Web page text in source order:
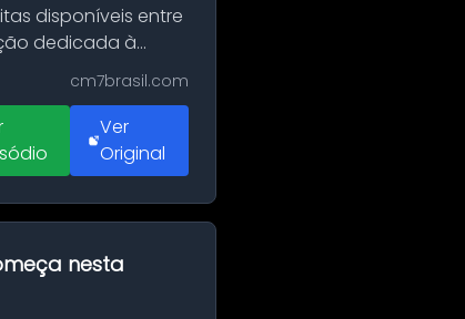
disponíveis entre
dedicada à
cm7brasil.com
Ver
Original
nesta